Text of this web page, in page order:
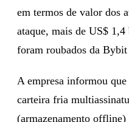
em termos de valor dos
ataque, mais de US$
foram roubados da
A empresa informou que
carteira fria
(armazenamento offline)